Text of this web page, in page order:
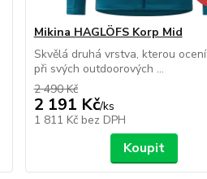
Mikina HAGLÖFS Korp Mid
Skvělá druhá vrstva, kterou
při svých outdoorových ...
2 490 Kč
2 191 Kč/ks
1 811 Kč bez DPH
Koupit